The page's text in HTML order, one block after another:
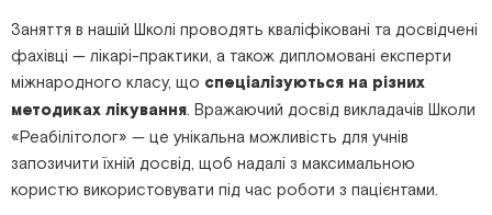
Заняття в нашій Школі проводять кваліфіковані та досвідчені
фахівці — лікарі-практики, а також дипломовані експерти
міжнародного класу, що спеціалізуються на різних
методиках лікування . Вражаючий досвід викладачів Школи
«Реабілітолог» — це унікальна можливість для учнів
запозичити їхній досвід, щоб надалі з максимальною
користю використовувати під час роботи з пацієнтами.